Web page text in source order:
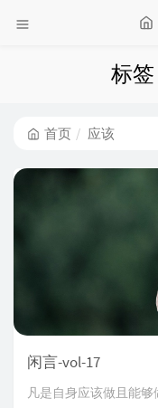
标
首页 应该
闲言-vol-17
凡是自身应该做且能